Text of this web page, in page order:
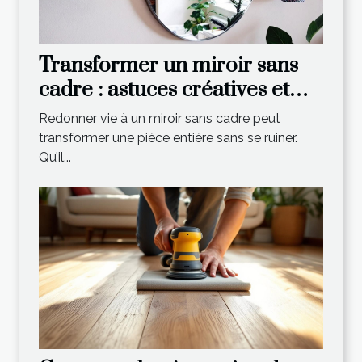
Transformer un miroir sans
cadre : astuces créatives et
économiques
Redonner vie à un miroir sans cadre peut
transformer une pièce entière sans se ruiner.
Qu’il...